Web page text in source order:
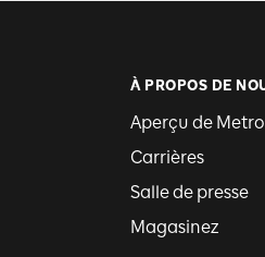
À PROPOS DE
Aperçu de
Carrières
Salle de presse
Magasinez